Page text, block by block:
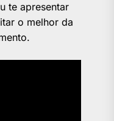
te apresentar
o melhor da